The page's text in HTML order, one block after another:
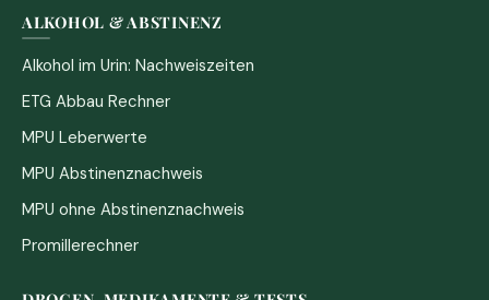
ALKOHOL & ABSTINENZ
Alkohol im Urin: Nachweiszeiten
ETG Abbau Rechner
MPU Leberwerte
MPU Abstinenznachweis
MPU ohne Abstinenznachweis
Promillerechner